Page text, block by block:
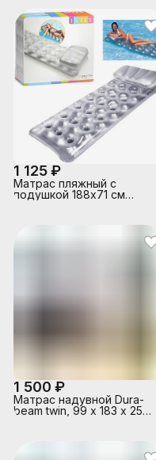
1 125 ₽
Матрас пляжный с
подушкой 188х71 см
1 500 ₽
Матрас надувной Dura-
beam twin, 99 х 183 х 25